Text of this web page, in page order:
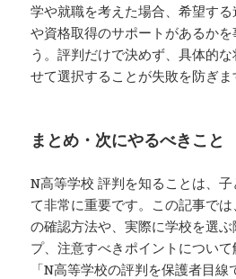
学や就職を考えた場合、希望す
や資格取得のサポートがあるか
う。評判だけで決めず、具体的
せて選択することが失敗を防ぎま
まとめ・次にやるべきこと
N高等学校 評判を知ることは、
て非常に重要です。この記事で
の確認方法や、実際に学校を選
プ、注意すべきポイントについ
「N高等学校の評判を保護者目